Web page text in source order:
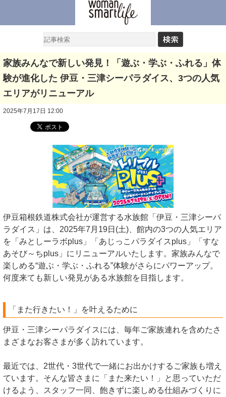
家族みんなで新しい発見！「遊ぶ・学ぶ・ふれる」体
験が進化した 伊豆・三津シーパラダイス、3つの人気
エリアがリニューアル
2025年7月17日 12:00
伊豆箱根鉄道株式会社が運営する水族館「伊豆・三津シーパ
ラダイス」は、2025年7月19日(土)、館内の3つの人気エリア
を「みとしーラボplus」「あじっこパラダイスplus」「すな
あそび～ちplus」にリニューアルいたします。家族みんなで
楽しめる“遊ぶ・学ぶ・ふれる”体験がさらにパワーアップ。
何度来ても新しい発見がある水族館を目指します。
「また行きたい！」を叶えるために
伊豆・三津シーパラダイスには、毎年ご家族連れを含めたさ
まざまなお客さまが多く訪れています。
最近では、2世代・3世代で一緒にお出かけするご家族も増え
ています。そんな皆さまに「また来たい！」と思っていただ
けるよう、スタッフ一同、飽きずに楽しめる仕組みづくりに